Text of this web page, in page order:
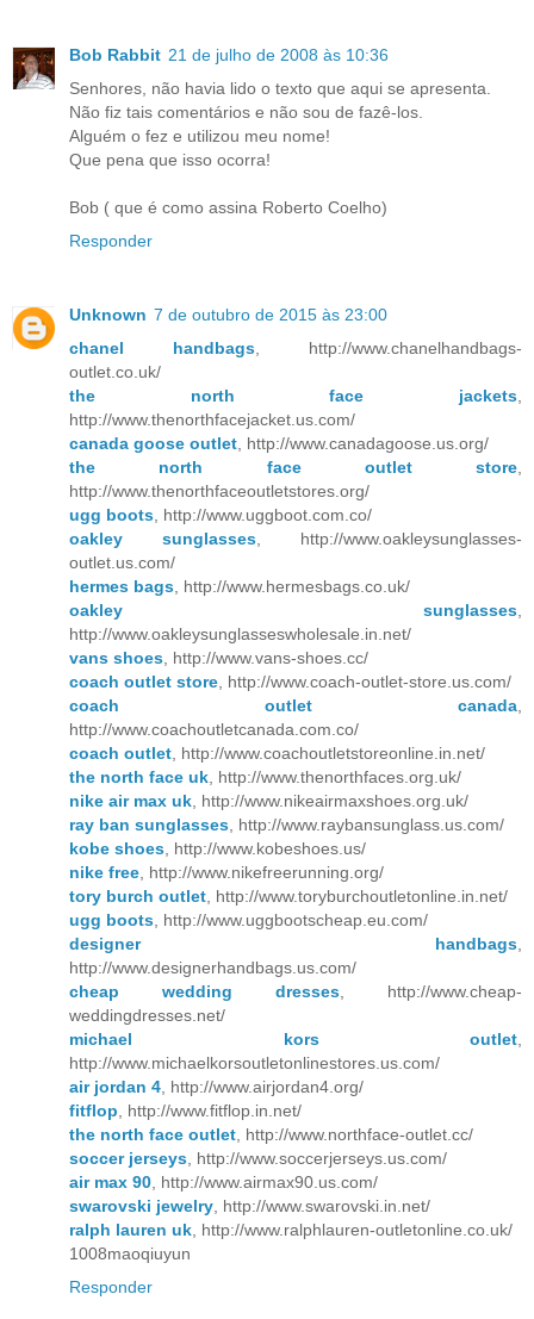
Bob Rabbit 21 de julho de 2008 às 10:36
Senhores, não havia lido o texto que aqui se apresenta.
Não fiz tais comentários e não sou de fazê-los.
Alguém o fez e utilizou meu nome!
Que pena que isso ocorra!
Bob ( que é como assina Roberto Coelho)
Responder
Unknown 7 de outubro de 2015 às 23:00
chanel handbags, http://www.chanelhandbags-
outlet.co.uk/
the north face jackets,
http://www.thenorthfacejacket.us.com/
canada goose outlet, http://www.canadagoose.us.org/
the north face outlet store,
http://www.thenorthfaceoutletstores.org/
ugg boots, http://www.uggboot.com.co/
oakley sunglasses, http://www.oakleysunglasses-
outlet.us.com/
hermes bags, http://www.hermesbags.co.uk/
oakley sunglasses,
http://www.oakleysunglasseswholesale.in.net/
vans shoes, http://www.vans-shoes.cc/
coach outlet store, http://www.coach-outlet-store.us.com/
coach outlet canada,
http://www.coachoutletcanada.com.co/
coach outlet, http://www.coachoutletstoreonline.in.net/
the north face uk, http://www.thenorthfaces.org.uk/
nike air max uk, http://www.nikeairmaxshoes.org.uk/
ray ban sunglasses, http://www.raybansunglass.us.com/
kobe shoes, http://www.kobeshoes.us/
nike free, http://www.nikefreerunning.org/
tory burch outlet, http://www.toryburchoutletonline.in.net/
ugg boots, http://www.uggbootscheap.eu.com/
designer handbags,
http://www.designerhandbags.us.com/
cheap wedding dresses, http://www.cheap-
weddingdresses.net/
michael kors outlet,
http://www.michaelkorsoutletonlinestores.us.com/
air jordan 4, http://www.airjordan4.org/
fitflop, http://www.fitflop.in.net/
the north face outlet, http://www.northface-outlet.cc/
soccer jerseys, http://www.soccerjerseys.us.com/
air max 90, http://www.airmax90.us.com/
swarovski jewelry, http://www.swarovski.in.net/
ralph lauren uk, http://www.ralphlauren-outletonline.co.uk/
1008maoqiuyun
Responder